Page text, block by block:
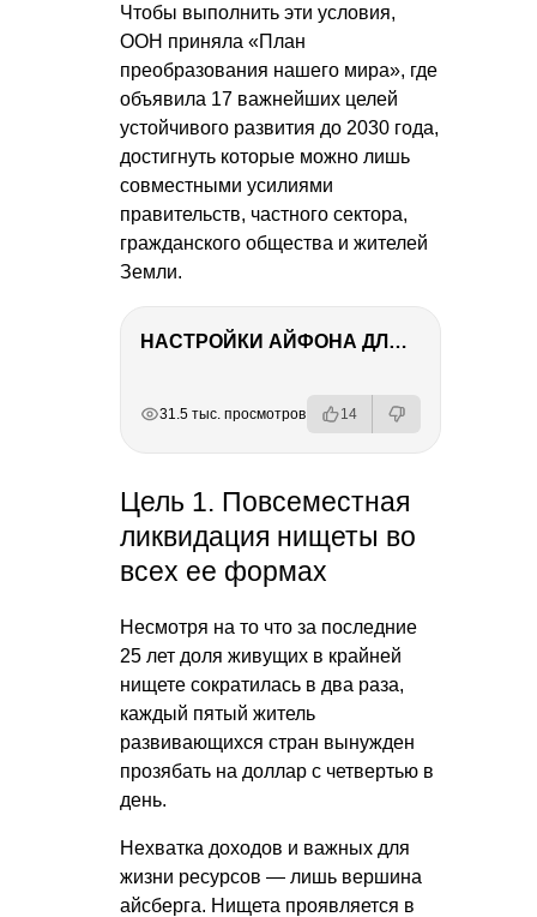
Чтобы выполнить эти условия,
ООН приняла «План
преобразования нашего мира», где
объявила 17 важнейших целей
устойчивого развития до 2030 года,
достигнуть которые можно лишь
совместными усилиями
правительств, частного сектора,
гражданского общества и жителей
Земли.
НАСТРОЙКИ АЙФОНА ДЛЯ ФОТО И ВИДЕО
31.5 тыс. просмотров 14
Цель 1. Повсеместная
ликвидация нищеты во
всех ее формах
Несмотря на то что за последние
25 лет доля живущих в крайней
нищете сократилась в два раза,
каждый пятый житель
развивающихся стран вынужден
прозябать на доллар с четвертью в
день.
Нехватка доходов и важных для
жизни ресурсов — лишь вершина
айсберга. Нищета проявляется в